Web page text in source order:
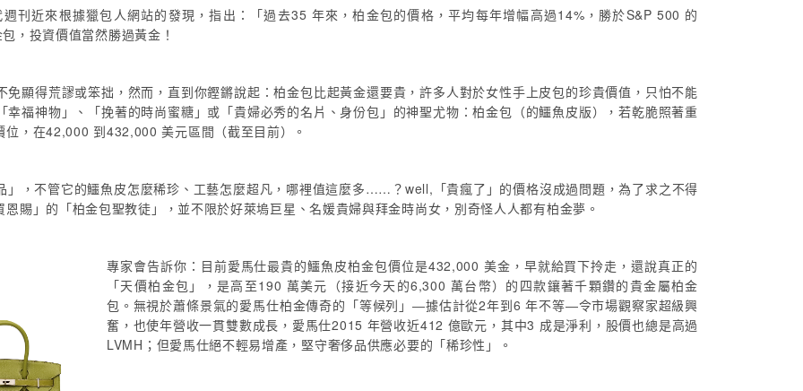
刊近來根據獵包人網站的發現，指出：「過去35 年來，柏金包的價格，平均每年增幅高過14%，勝於S&P 500 的
，投資價值當然勝過黃金！
顯得荒謬或笨拙，然而，直到你鏗鏘說起：柏金包比起黃金還要貴，許多人對於女性手上皮包的珍貴價值，只怕不能
福神物」、「挽著的時尚蜜糖」或「貴婦必秀的名片、身份包」的神聖尤物：柏金包（的鱷魚皮版），若乾脆照著重
，在42,000 到432,000 美元區間（截至目前）。
」，不管它的鱷魚皮怎麼稀珍、工藝怎麼超凡，哪裡值這麼多……？well,「貴瘋了」的價格沒成過問題，為了求之不得
賜」的「柏金包聖教徒」，並不限於好萊塢巨星、名媛貴婦與拜金時尚女，別奇怪人人都有柏金夢。
專家會告訴你：目前愛馬仕最貴的鱷魚皮柏金包價位是432,000 美金，早就給買下拎走，還說真正的
「天價柏金包」，是高至190 萬美元（接近今天的6,300 萬台幣）的四款鑲著千顆鑽的貴金屬柏金
包。無視於蕭條景氣的愛馬仕柏金傳奇的「等候列」―據估計從2年到6 年不等―令市場觀察家超級興
奮，也使年營收一貫雙數成長，愛馬仕2015 年營收近412 億歐元，其中3 成是淨利，股價也總是高過
LVMH；但愛馬仕絕不輕易增產，堅守奢侈品供應必要的「稀珍性」。